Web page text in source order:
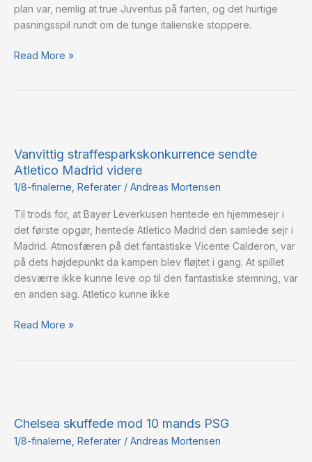
plan var, nemlig at true Juventus på farten, og det hurtige
pasningsspil rundt om de tunge italienske stoppere.
Read More »
Vanvittig straffesparkskonkurrence sendte
Atletico Madrid videre
1/8-finalerne, Referater / Andreas Mortensen
Til trods for, at Bayer Leverkusen hentede en hjemmesejr i
det første opgør, hentede Atletico Madrid den samlede sejr i
Madrid. Atmosfæren på det fantastiske Vicente Calderon, var
på dets højdepunkt da kampen blev fløjtet i gang. At spillet
desværre ikke kunne leve op til den fantastiske stemning, var
en anden sag. Atletico kunne ikke
sendte
Atletico
Madrid
Read More »
Chelsea skuffede mod 10 mands PSG
1/8-finalerne Referater / Andreas Mortensen
mod
10